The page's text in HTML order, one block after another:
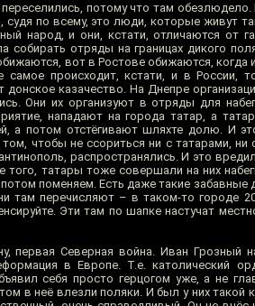
потому что там
по всему, это люди, которые живут
народ, и они, кстати, отличаются от
собирать отряды на границах дикого
вот в Ростове обижаются, когда
происходит, кстати, и в России,
казачество. На Днепре
Они их организуют в отряды для
нападают на города татар, а
а потом отстёгивают шляхте долю. И
чтобы не ссориться ни с татарами, ни
распространялись. И это
того, татары тоже совершали на них
поменяем. Есть даже такие забавные
там перечисляют – в таком-то городе
Эти там по шапке настучат
первая Северная война. Иван Грозный
в Европе. Т.е. католический
себя просто герцогом уже, а не
в неё влезли поляки. И был у них такой